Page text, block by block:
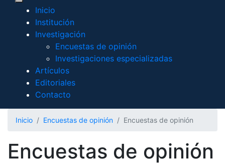
Inicio
Institución
Investigación
Encuestas de opinión
Investigaciones especializadas
Artículos
Editoriales
Contacto
Inicio Encuestas de opinión Encuestas de opinión
Encuestas de opinión